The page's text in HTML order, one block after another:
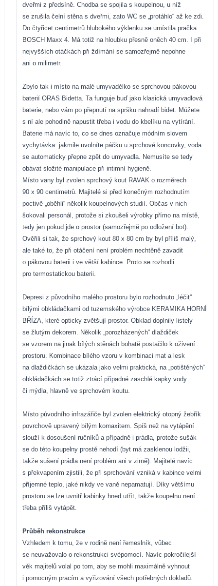
dveřmi z předsíně. Chodba se spojila s koupelnou, u níž
se zrušila čelní stěna s dveřmi, zato WC se „protáhlo“ až ke zdi.
Do čtyřicet centimetrů hlubokého výklenku se umístila pračka
BOSCH Maxx 4. Má totiž na hloubku přesně oněch 40 cm. I při
nejvyšších otáčkách při ždímání se samozřejmě nepohne
ani o milimetr.
Zbylo tak i místo na malé umyvadélko se sprchovou pákovou
baterií ORAS Bidetta. Ta funguje buď jako klasická umyvadlová
baterie, nebo vám po přepnutí na spršku nahradí bidet. Můžete
s ní ale pohodlně napustit třeba i vodu do kbelíku na vytírání.
Baterie má navíc to, co se dnes označuje módním slovem
vychytávka: jakmile uvolníte páčku u sprchové koncovky, voda
se automaticky přepne zpět do umyvadla. Nemusíte se tedy
obávat složité manipulace při intimní hygieně.
Místo vany byl zvolen sprchový kout RAVAK o rozměrech
90 x 90 centimetrů. Majitelé si před konečným rozhodnutím
poctivě „oběhli“ několik koupelnových studií. Občas v nich
šokovali personál, protože si zkoušeli výrobky přímo na místě,
tedy jen pokud jde o prostor (samozřejmě po odložení bot).
Ověřili si tak, že sprchový kout 80 x 80 cm by byl příliš malý,
ale také to, že při otáčení není problém nechtěně zavadit
o pákovou baterii i ve větší kabince. Proto se rozhodli
pro termostatickou baterii.
Depresi z původního malého prostoru bylo rozhodnuto „léčit“
bílými obkládačkami od tuzemského výrobce KERAMIKA HORNÍ
BŘÍZA, které opticky zvětšují prostor. Obklad doplnily listely
se žlutým dekorem. Několik „porozházených“ dlaždiček
se vzorem na jinak bílých stěnách bohatě postačilo k oživení
prostoru. Kombinace bílého vzoru v kombinaci mat a lesk
na dlaždičkách se ukázala jako velmi praktická, na „potištěných“
obkládačkách se totiž ztrácí případné zaschlé kapky vody
či mýdla, hlavně ve sprchovém koutu.
Místo původního infrazářiče byl zvolen elektrický otopný žebřík
povrchově upravený bílým komaxitem. Spíš než na vytápění
slouží k dosoušení ručníků a případně i prádla, protože sušák
se do této koupelny prostě nehodí (byt má zasklenou lodžii,
takže sušení prádla není problém ani v zimě). Majitelé navíc
s překvapením zjistili, že při sprchování vzniká v kabince velmi
příjemné teplo, jaké nikdy ve vaně nepamatují. Díky většímu
prostoru se lze uvnitř kabinky hned utřít, takže koupelnu není
třeba příliš vytápět.
Průběh rekonstrukce
Vzhledem k tomu, že v rodině není řemeslník, vůbec
se neuvažovalo o rekonstrukci svépomocí. Navíc pokročilejší
věk majitelů volal po tom, aby se mohli maximálně vyhnout
i pomocným pracím a vyřizování všech potřebných dokladů.